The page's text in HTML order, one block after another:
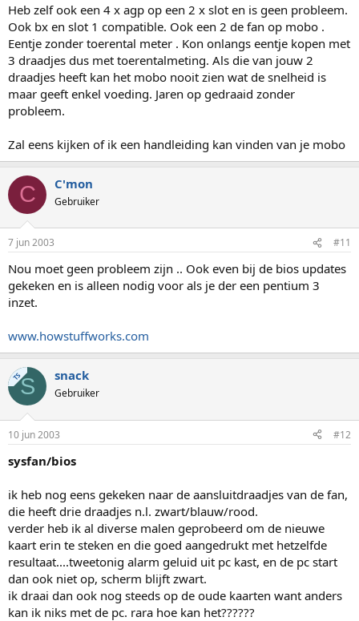
Heb zelf ook een 4 x agp op een 2 x slot en is geen probleem.
Ook bx en slot 1 compatible. Ook een 2 de fan op mobo .
Eentje zonder toerental meter . Kon onlangs eentje kopen met
3 draadjes dus met toerentalmeting. Als die van jouw 2
draadjes heeft kan het mobo nooit zien wat de snelheid is
maar geeft enkel voeding. Jaren op gedraaid zonder
probleem.
Zal eens kijken of ik een handleiding kan vinden van je mobo
C C'mon
Gebruiker
7 jun 2003 #11
Nou moet geen probleem zijn .. Ook even bij de bios updates
gekeken en is alleen nodig voor als je der een pentium 3
inzet.
www.howstuffworks.com
TSS snack
Gebruiker
10 jun 2003 #12
sysfan/bios
ik heb nog eens gekeken naar de aansluitdraadjes van de fan,
die heeft drie draadjes n.l. zwart/blauw/rood.
verder heb ik al diverse malen geprobeerd om de nieuwe
kaart erin te steken en die goed aangedrukt met hetzelfde
resultaat....tweetonig alarm geluid uit pc kast, en de pc start
dan ook niet op, scherm blijft zwart.
ik draai dan ook nog steeds op de oude kaarten want anders
kan ik niks met de pc. rara hoe kan het??????